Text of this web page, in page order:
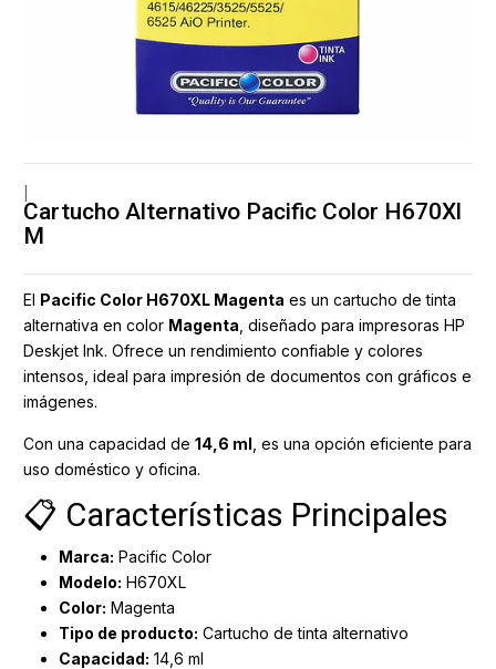
Cartucho Alternativo Pacific Color H670Xl
M
El Pacific Color H670XL Magenta es un cartucho de tinta
alternativa en color Magenta , diseñado para impresoras HP
Deskjet Ink. Ofrece un rendimiento confiable y colores
intensos, ideal para impresión de documentos con gráficos e
imágenes.
Con una capacidad de 14,6 ml , es una opción eficiente para
uso doméstico y oficina.
📋 Características Principales
Marca: Pacific Color
Modelo: H670XL
Color: Magenta
Tipo de producto: Cartucho de tinta alternativo
Capacidad: 14,6 ml